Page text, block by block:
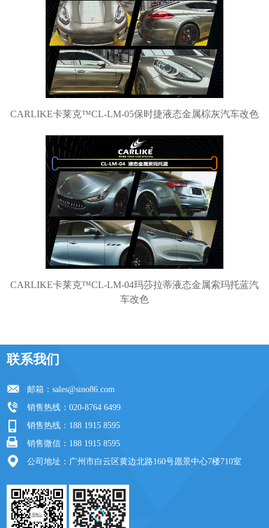
CARLIKE卡莱克™CL-LM-05保时捷液态金属棕灰汽车改色
CARLIKE卡莱克™CL-LM-04玛莎拉蒂液态金属索玛托蓝汽
车改色
联系我们
邮箱：sales@sino86.com
销售热线：020-8764 6499
销售热线：188 1915 8595
销售微信：188 1915 8595
公司地址：广州市白云区黄边北路160号愿景中心7楼710室